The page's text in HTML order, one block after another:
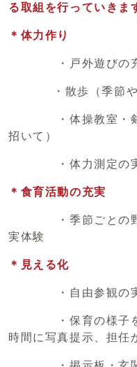
る取組を行っていきま
＊体力作り
・戸外遊びの
・散歩（季節や地
・体操教室・剣道
招いて）
・体力測定の
＊食育活動の充実
・季節ごと
実体験
＊見える化
・自由参観の
・保育の様子をタ
時間に写真提示、担任